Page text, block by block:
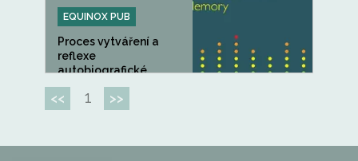
EQUINOX PUB
Proces vytváření a
reflexe
autobiografické
paměti je...
<< 1 >>